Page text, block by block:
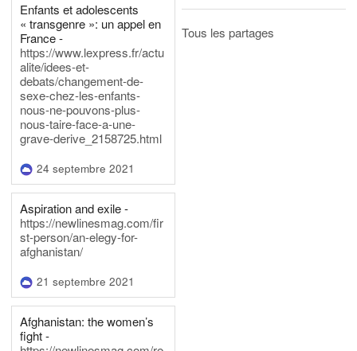
Enfants et adolescents
« transgenre »: un appel en
France -
https://www.lexpress.fr/actu
alite/idees-et-
debats/changement-de-
sexe-chez-les-enfants-
nous-ne-pouvons-plus-
nous-taire-face-a-une-
grave-derive_2158725.html
24 septembre 2021
Aspiration and exile -
https://newlinesmag.com/fir
st-person/an-elegy-for-
afghanistan/
21 septembre 2021
Afghanistan: the women’s
fight -
Tous les partages